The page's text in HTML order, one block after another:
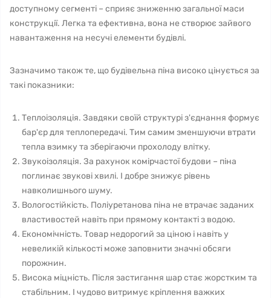
доступному сегменті – сприяє зниженню загальної маси
конструкції. Легка та ефективна, вона не створює зайвого
навантаження на несучі елементи будівлі.
Зазначимо також те, що будівельна піна високо цінується за
такі показники:
Теплоізоляція. Завдяки своїй структурі з'єднання формує
бар'єр для теплопередачі. Тим самим зменшуючи втрати
тепла взимку та зберігаючи прохолоду влітку.
Звукоізоляція. За рахунок комірчастої будови – піна
поглинає звукові хвилі. І добре знижує рівень
навколишнього шуму.
Вологостійкість. Поліуретанова піна не втрачає заданих
властивостей навіть при прямому контакті з водою.
Економічність. Товар недорогий за ціною і навіть у
невеликій кількості може заповнити значні обсяги
порожнин.
Висока міцність. Після застигання шар стає жорстким та
стабільним. І чудово витримує кріплення важких